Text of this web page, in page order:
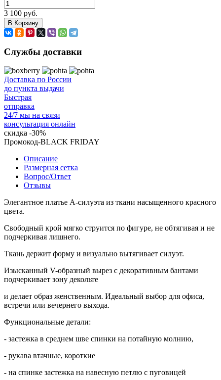
3 100 руб.
В Корзину
Службы доставки
Доставка по России
до пункта выдачи
Быстрая
отправка
24/7 мы на связи
консультация онлайн
скидка -30%
Промокод-BLACK FRIDAY
Описание
Размерная сетка
Вопрос/Ответ
Отзывы
Элегантное платье А-силуэта из ткани насыщенного красного
цвета.
Свободный крой мягко струится по фигуре, не обтягивая и не
подчеркивая лишнего.
Ткань держит форму и визуально вытягивает силуэт.
Изысканный V-образный вырез с декоративным бантами
подчеркивает зону декольте
и делает образ женственным. Идеальный выбор для офиса,
встречи или вечернего выхода.
Функциональные детали:
- застежка в среднем шве спинки на потайную молнию,
- рукава втачные, короткие
- на спинке застежка на навесную петлю с пуговицей